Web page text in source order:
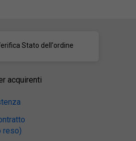
Stato dell'ordine
acquirenti
reso)